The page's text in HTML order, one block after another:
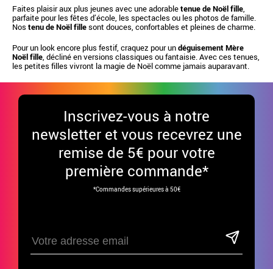
Faites plaisir aux plus jeunes avec une adorabletenue de Noël fille,
parfaite pour les fêtes d’école, les spectacles ou les photos de famille.
Nos tenu de Noël fillesont douces, confortables et pleines de charme.
Pour un look encore plus festif, craquez pour undéguisement Mère
Noël fille, décliné en versions classiques ou fantaisie. Avec ces tenues,
les petites filles vivront la magie de Noël comme jamais auparavant.
Inscrivez-vous à notre
newsletter et vous recevrez une
remise de 5€ pour votre
première commande*
*Commandes supérieures à 50€